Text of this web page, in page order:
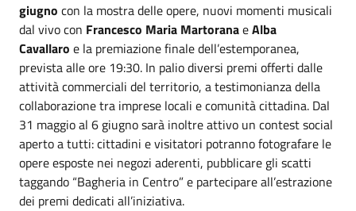
giugno con la mostra delle opere, nuovi momenti musicali
dal vivo con Francesco Maria MartoranaeAlba
Cavallaro e la premiazione finale dell’estemporanea,
prevista alle ore 19:30. In palio diversi premi offerti dalle
attività commerciali del territorio, a testimonianza della
collaborazione tra imprese locali e comunità cittadina. Dal
31 maggio al 6 giugno sarà inoltre attivo un contest social
aperto a tutti: cittadini e visitatori potranno fotografare le
opere esposte nei negozi aderenti, pubblicare gli scatti
taggando “Bagheria in Centro” e partecipare all’estrazione
dei premi dedicati all’iniziativa.